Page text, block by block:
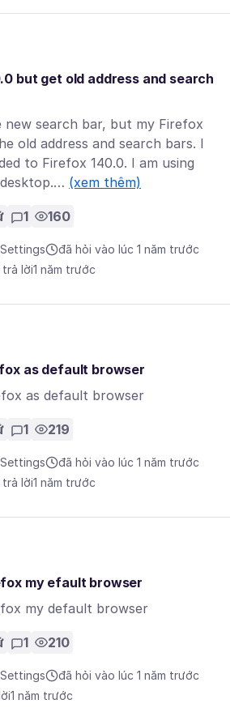
but get old address and search
search bar, but my Firefox
old address and search bars. I
to Firefox 140.0. I am using
(xem thêm)
1 160
Settings
đã hỏi vào lúc 1 năm trước
trả lời1 năm trước
as default browser
as default browser
1 219
Settings
đã hỏi vào lúc 1 năm trước
trả lời1 năm trước
my efault browser
my default browser
1 210
Settings
đã hỏi vào lúc 1 năm trước
1 năm trước